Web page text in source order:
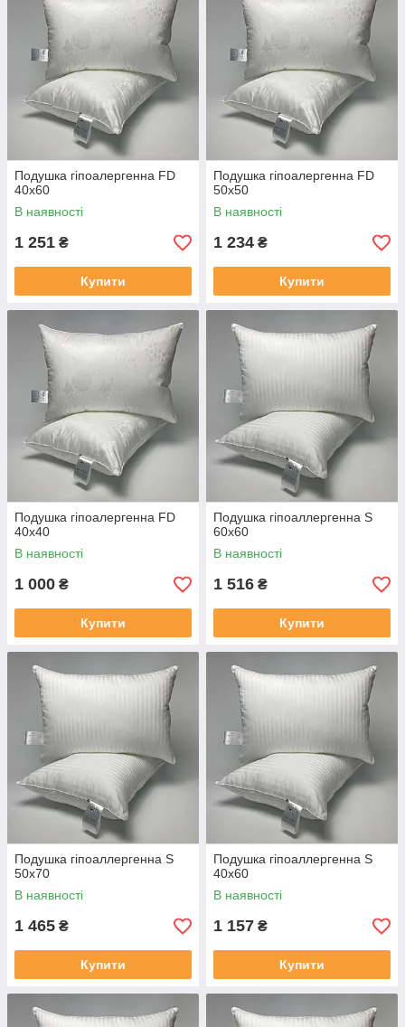
Подушка гіпоалергенна FD
40x60
В наявності
1 251 ₴
Купити
Подушка гіпоалергенна FD
50x50
В наявності
1 234 ₴
Купити
Подушка гіпоалергенна FD
40x40
В наявності
1 000 ₴
Купити
Подушка гіпоаллергенна S
60x60
В наявності
1 516 ₴
Купити
Подушка гіпоаллергенна S
50x70
В наявності
1 465 ₴
Купити
Подушка гіпоаллергенна S
40x60
В наявності
1 157 ₴
Купити